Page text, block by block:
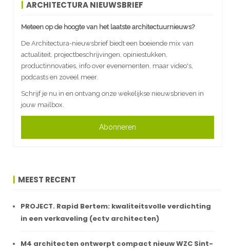
ARCHITECTURA NIEUWSBRIEF
Meteen op de hoogte van het laatste architectuurnieuws?
De Architectura-nieuwsbrief biedt een boeiende mix van
actualiteit, projectbeschrijvingen, opiniestukken,
productinnovaties, info over evenementen, maar video's,
podcasts en zoveel meer.
Schrijf je nu in en ontvang onze wekelijkse nieuwsbrieven in
jouw mailbox.
Abonneren
MEEST RECENT
PROJECT. Rapid Bertem: kwaliteitsvolle verdichting
in een verkaveling (ectv architecten)
M4 architecten ontwerpt compact nieuw WZC Sint-